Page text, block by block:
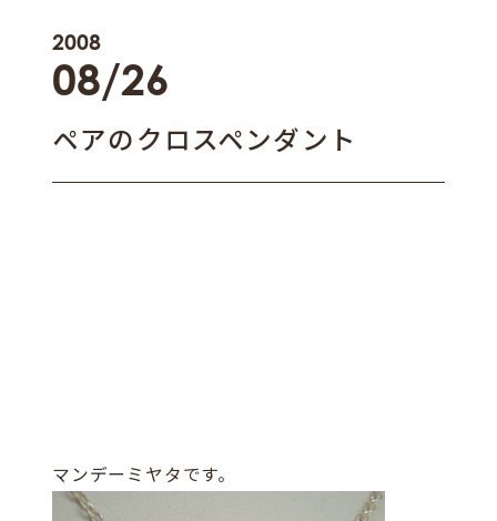
ペアのクロスペンダント
2008
08/26
マンデーミヤタです。